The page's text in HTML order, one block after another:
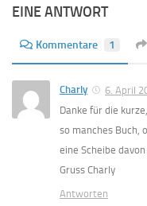
EINE ANTWORT
Kommentare 1
Charly
6. April
Danke für die
so manches Buch,
eine Scheibe
Gruss Charly
Antworten